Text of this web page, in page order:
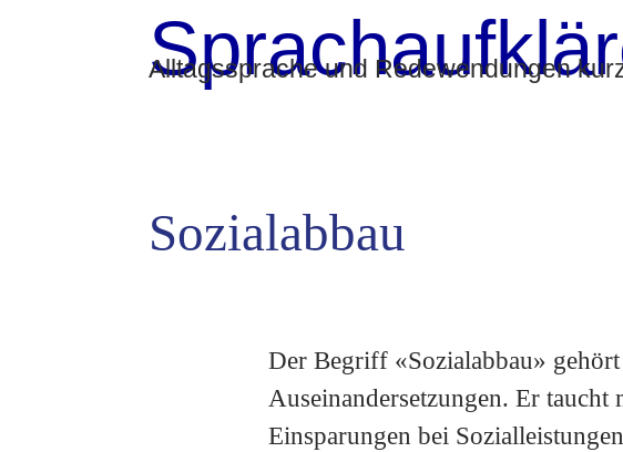
Alltagssprache und Redewendungen
Sozialabbau
Der Begriff «Sozialabbau»
Auseinandersetzungen. Er
Einsparungen bei